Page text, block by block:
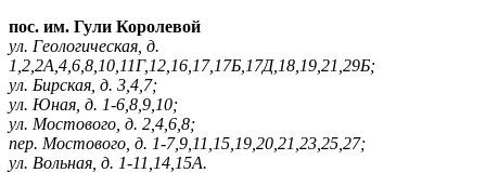
пос. им. Гули Королевой
ул. Геологическая, д.
1,2,2А,4,6,8,10,11Г,12,16,17,17Б,17Д,18,19,21,29Б;
ул. Бирская, д. 3,4,7;
ул. Юная, д. 1-6,8,9,10;
ул. Мостового, д. 2,4,6,8;
пер. Мостового, д. 1-7,9,11,15,19,20,21,23,25,27;
ул. Вольная, д. 1-11,14,15А.